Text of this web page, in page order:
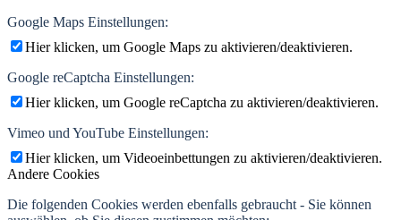
Google Maps Einstellungen:
Hier klicken, um Google Maps zu aktivieren/deaktivieren.
Google reCaptcha Einstellungen:
Hier klicken, um Google reCaptcha zu aktivieren/deaktivieren.
Vimeo und YouTube Einstellungen:
Hier klicken, um Videoeinbettungen zu aktivieren/deaktivieren.
Andere Cookies
Die folgenden Cookies werden ebenfalls gebraucht - Sie können